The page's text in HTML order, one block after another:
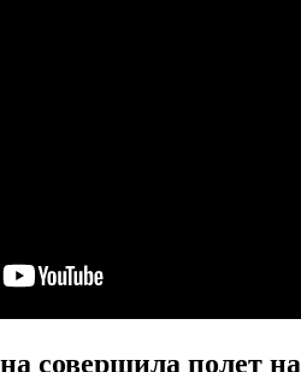
совершила полет